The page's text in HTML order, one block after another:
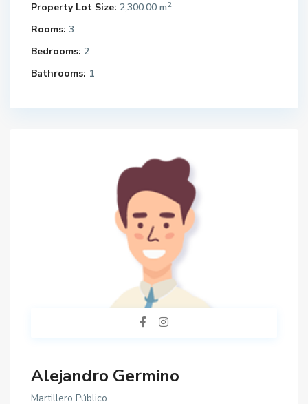
Property Lot Size: 2,300.00 m2
Rooms: 3
Bedrooms: 2
Bathrooms: 1
Alejandro Germino
Martillero Público